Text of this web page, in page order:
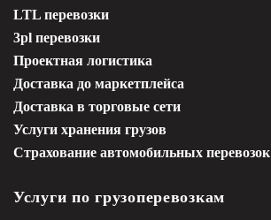
LTL перевозки
3pl перевозки
Проектная логистика
Доставка до маркетплейса
Доставка в торговые сети
Услуги хранения грузов
Страхование автомобильных перевозок
Услуги по грузоперевозкам